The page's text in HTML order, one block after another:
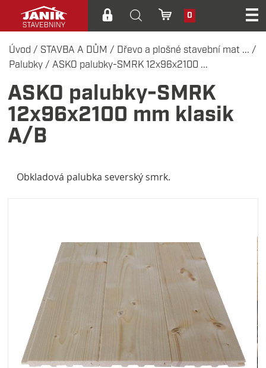
0
Úvod / STAVBA A DŮM / Dřevo a plošné stavební mat ... /
Palubky / ASKO palubky-SMRK 12x96x2100 ...
ASKO palubky-SMRK
12x96x2100 mm klasik
A/B
Obkladová palubka severský smrk.